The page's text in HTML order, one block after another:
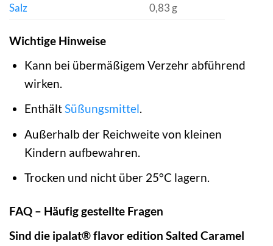
Salz
0,83 g
Wichtige Hinweise
Kann bei übermäßigem Verzehr abführend
wirken.
EnthältSüßungsmittel.
Außerhalb der Reichweite von kleinen
Kindern aufbewahren.
Trocken und nicht über 25°C lagern.
FAQ – Häufig gestellte Fragen
Sind die ipalat® flavor edition Salted Caramel